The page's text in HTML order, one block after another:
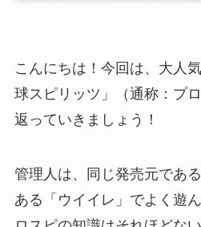
こんにちは！今回は、大人
球スピリッツ」（通称：プ
返っていきましょう！
管理人は、同じ発売元であ
ある「ウイイレ」でよく遊